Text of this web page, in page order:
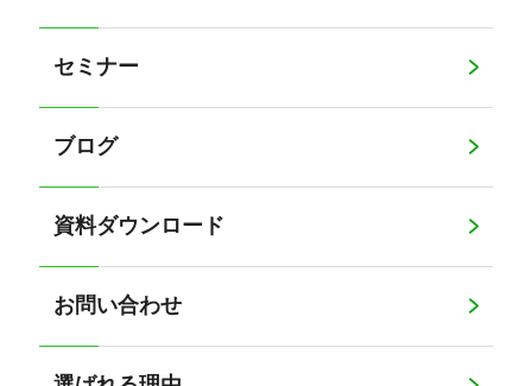
セミナー
ブログ
資料ダウンロード
お問い合わせ